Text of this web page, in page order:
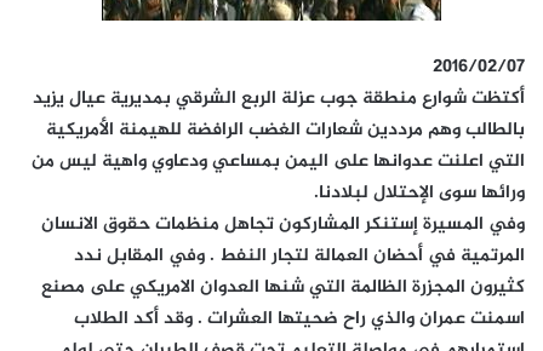
2016/02/07
أكتظت شوارع منطقة جوب عزلة الربع الشرقي بمديرية عيال يزيد
بالطالب وهم مرددين شعارات الغضب الرافضة للهيمنة الأمريكية
التي اعلنت عدوانها على اليمن بمساعي ودعاوي واهية ليس من
ورائها سوى الإحتلال لبلادنا.
وفي المسيرة إستنكر المشاركون تجاهل منظمات حقوق الانسان
المرتمية في أحضان العمالة لتجار النفط . وفي المقابل ندد
كثيرون المجزرة الظالمة التي شنها العدوان الامريكي على مصنع
اسمنت عمران والذي راح ضحيتها العشرات . وقد أكد الطلاب